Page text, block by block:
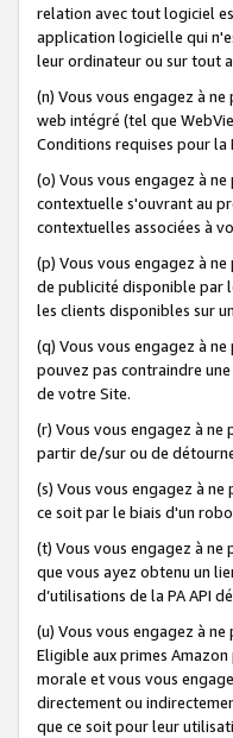
relation avec tout logiciel
application logicielle qui
leur ordinateur ou sur tout
(n) Vous vous engagez à
web intégré (tel que
Conditions requises pour
(o) Vous vous engagez à
contextuelle s'ouvrant au
contextuelles associées à
(p) Vous vous engagez à
de publicité disponible par
les clients disponibles sur
(q) Vous vous engagez à
pouvez pas contraindre
de votre Site.
(r) Vous vous engagez à
partir de/sur ou de
(s) Vous vous engagez à
ce soit par le biais d'un
(t) Vous vous engagez à
que vous ayez obtenu un
d’utilisations de la PA API
(u) Vous vous engagez à
Eligible aux primes
morale et vous vous
directement ou
que ce soit pour leur